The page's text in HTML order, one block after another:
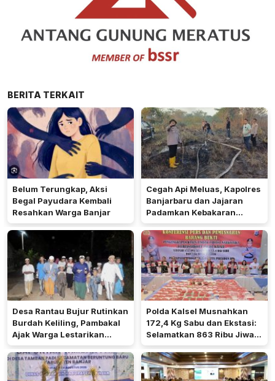
BERITA TERKAIT
Belum Terungkap, Aksi
Begal Payudara Kembali
Resahkan Warga Banjar
Cegah Api Meluas, Kapolres
Banjarbaru dan Jajaran
Padamkan Kebakaran
Lahan
Desa Rantau Bujur Rutinkan
Burdah Keliling, Pambakal
Ajak Warga Lestarikan
Tradisi Keagamaan
Polda Kalsel Musnahkan
172,4 Kg Sabu dan Ekstasi:
Selamatkan 863 Ribu Jiwa
dan Hemat Biaya Rehab Rp.
4,3 Triliun